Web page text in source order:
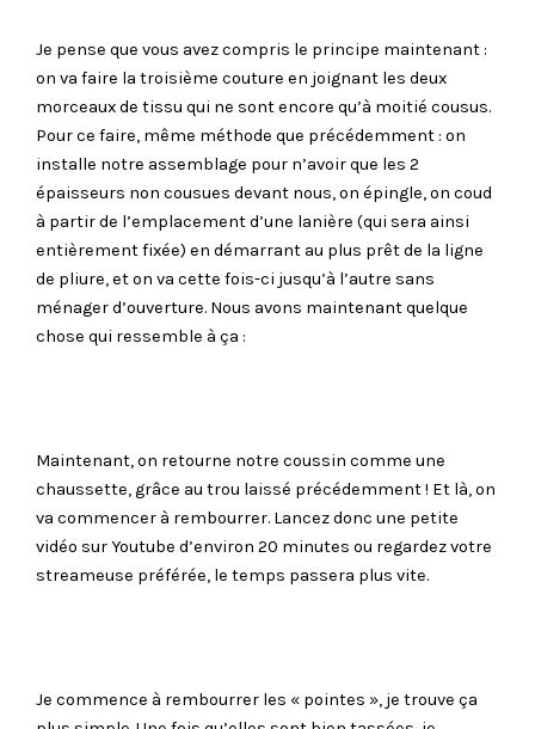
Je pense que vous avez compris le principe maintenant :
on va faire la troisième couture en joignant les deux
morceaux de tissu qui ne sont encore qu’à moitié cousus.
Pour ce faire, même méthode que précédemment : on
installe notre assemblage pour n’avoir que les 2
épaisseurs non cousues devant nous, on épingle, on coud
à partir de l’emplacement d’une lanière (qui sera ainsi
entièrement fixée) en démarrant au plus prêt de la ligne
de pliure, et on va cette fois-ci jusqu’à l’autre sans
ménager d’ouverture. Nous avons maintenant quelque
chose qui ressemble à ça :
Maintenant, on retourne notre coussin comme une
chaussette, grâce au trou laissé précédemment ! Et là, on
va commencer à rembourrer. Lancez donc une petite
vidéo sur Youtube d’environ 20 minutes ou regardez votre
streameuse préférée, le temps passera plus vite.
Je commence à rembourrer les « pointes », je trouve ça